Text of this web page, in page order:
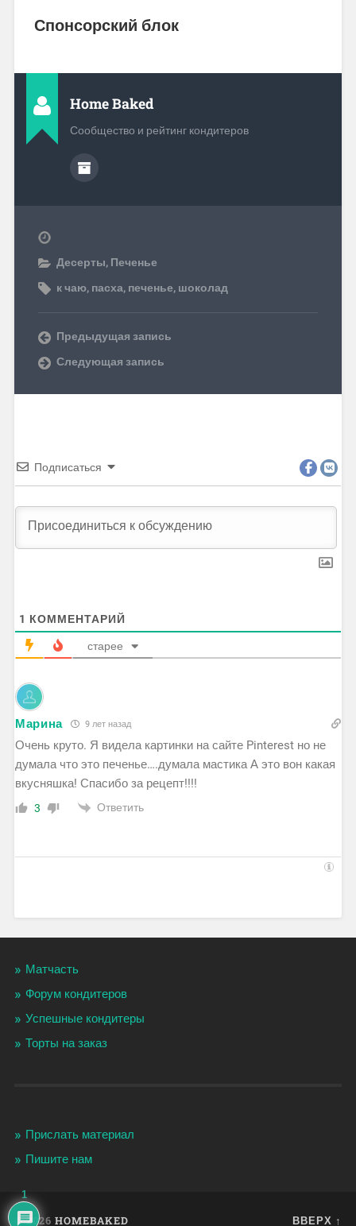
Спонсорский блок
Home Baked
Сообщество и рейтинг кондитеров
Десерты, Печенье
к чаю, пасха, печенье, шоколад
Предыдущая запись
Следующая запись
Подписаться
1 КОММЕНТАРИЙ
старее
Марина 9 лет назад
Очень круто. Я видела картинки на сайте Pinterest но не
думала что это печенье….думала мастика А это вон какая
вкусняшка! Спасибо за рецепт!!!!
3 Ответить
Матчасть
Форум кондитеров
Успешные кондитеры
Торты на заказ
Прислать материал
Пишите нам
© 2026 HOMEBAKED ВВЕРХ ↑
1